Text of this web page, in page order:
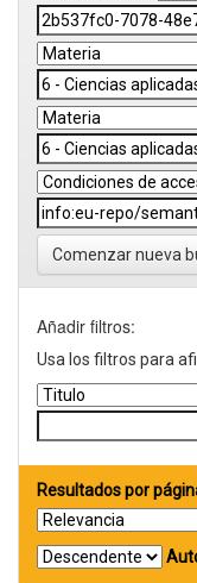
Comenzar nueva
Añadir filtros:
Usa los filtros para
Resultados por